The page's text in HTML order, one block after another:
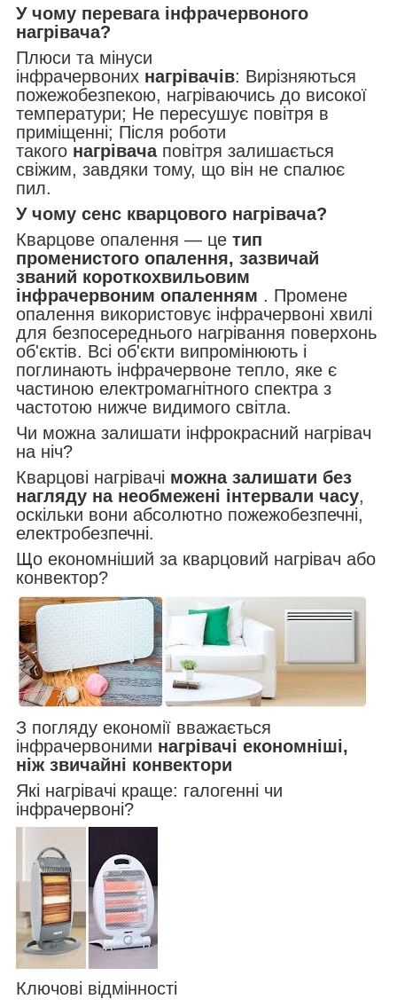
У чому перевага інфрачервоного
нагрівача?
Плюси та мінуси
інфрачервоних нагрівачів: Вирізняються
пожежобезпекою, нагріваючись до високої
температури; Не пересушує повітря в
приміщенні; Після роботи
такого нагрівачаповітря залишається
свіжим, завдяки тому, що він не спалює
пил.
У чому сенс кварцового нагрівача?
Кварцове опалення — це тип
променистого опалення, зазвичай
званий короткохвильовим
інфрачервоним опаленням . Промене
опалення використовує інфрачервоні хвилі
для безпосереднього нагрівання поверхонь
об'єктів. Всі об'єкти випромінюють і
поглинають інфрачервоне тепло, яке є
частиною електромагнітного спектра з
частотою нижче видимого світла.
Чи можна залишати інфрокрасний нагрівач
на ніч?
Кварцові нагрівачі можна залишати без
нагляду на необмежені інтервали часу,
оскільки вони абсолютно пожежобезпечні,
електробезпечні.
Що економніший за кварцовий нагрівач або
конвектор?
З погляду економії вважається
інфрачервоними нагрівачі економніші,
ніж звичайні конвектори
Які нагрівачі краще: галогенні чи
інфрачервоні?
Ключові відмінності